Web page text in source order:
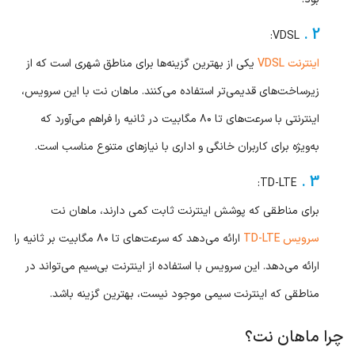
VDSL:
اینترنت VDSL
یکی از بهترین گزینه‌ها برای مناطق شهری است که از
زیرساخت‌های قدیمی‌تر استفاده می‌کنند. ماهان نت با این سرویس،
اینترنتی با سرعت‌های تا ۸۰ مگابیت در ثانیه را فراهم می‌آورد که
به‌ویژه برای کاربران خانگی و اداری با نیازهای متنوع مناسب است.
TD-LTE:
برای مناطقی که پوشش اینترنت ثابت کمی دارند، ماهان نت
سرویس TD-LTE
ارائه می‌دهد که سرعت‌های تا ۸۰ مگابیت بر ثانیه را
ارائه می‌دهد. این سرویس با استفاده از اینترنت بی‌سیم می‌تواند در
مناطقی که اینترنت سیمی موجود نیست، بهترین گزینه باشد.
چرا ماهان نت؟